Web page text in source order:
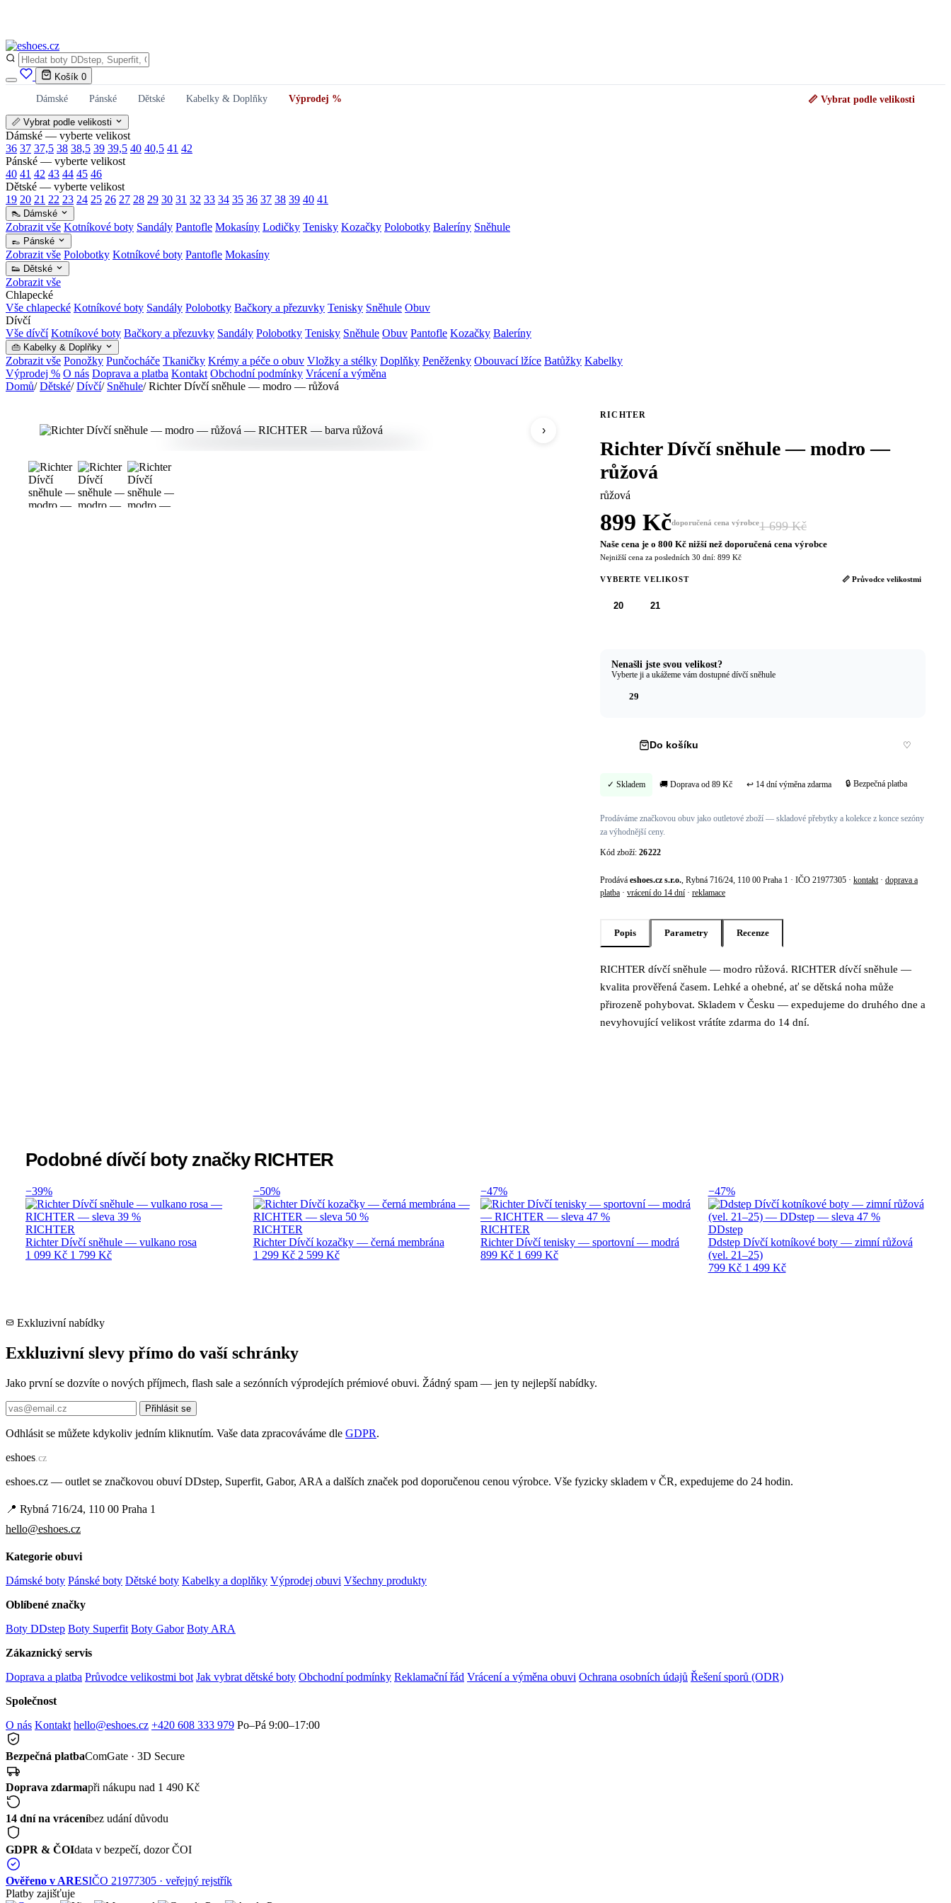
Košík 0
Dámské Pánské Dětské Kabelky & Doplňky Výprodej % 📏 Vybrat podle velikosti
📏 Vybrat podle velikosti
Dámské — vyberte velikost
36 37 37,5 38 38,5 39 39,5 40 40,5 41 42
Pánské — vyberte velikost
40 41 42 43 44 45 46
Dětské — vyberte velikost
19 20 21 22 23 24 25 26 27 28 29 30 31 32 33 34 35 36 37 38 39 40 41
👠 Dámské
Zobrazit vše Kotníkové boty Sandály Pantofle Mokasíny Lodičky Tenisky Kozačky Polobotky Baleríny Sněhule
👞 Pánské
Zobrazit vše Polobotky Kotníkové boty Pantofle Mokasíny
👟 Dětské
Zobrazit vše
Chlapecké
Vše chlapecké Kotníkové boty Sandály Polobotky Bačkory a přezuvky Tenisky Sněhule Obuv
Dívčí
Vše dívčí Kotníkové boty Bačkory a přezuvky Sandály Polobotky Tenisky Sněhule Obuv Pantofle Kozačky Baleríny
👜 Kabelky & Doplňky
Zobrazit vše Ponožky Punčocháče Tkaničky Krémy a péče o obuv Vložky a stélky Doplňky Peněženky Obouvací lžíce Batůžky Kabelky
Výprodej % O nás Doprava a platba Kontakt Obchodní podmínky Vrácení a výměna
Domů/ Dětské/ Dívčí/ Sněhule/ Richter Dívčí sněhule — modro — růžová
›
RICHTER
Richter Dívčí sněhule — modro —
růžová
růžová
899 Kčdoporučená cena výrobce1 699 Kč
Naše cena je o 800 Kč nižší než doporučená cena výrobce
Nejnižší cena za posledních 30 dní: 899 Kč
VYBERTE VELIKOST 📏 Průvodce velikostmi
20 21
Nenašli jste svou velikost?
Vyberte ji a ukážeme vám dostupné dívčí sněhule
29
Do košíku ♡
✓ Skladem 🚚 Doprava od 89 Kč ↩ 14 dní výměna zdarma 🔒 Bezpečná platba
Prodáváme značkovou obuv jako outletové zboží — skladové přebytky a kolekce z konce sezóny
za výhodnější ceny.
Kód zboží: 26222
Prodává eshoes.cz s.r.o. , Rybná 716/24, 110 00 Praha 1 · IČO 21977305 · kontakt · doprava a
platba · vrácení do 14 dní · reklamace
Popis Parametry Recenze
Popis produktu Richter Dívčí sněhule — modro
RICHTER dívčí sněhule — modro růžová. RICHTER dívčí sněhule —
kvalita prověřená časem. Lehké a ohebné, ať se dětská noha může
přirozeně pohybovat. Skladem v Česku — expedujeme do druhého dne a
nevyhovující velikost vrátíte zdarma do 14 dní.
Podobné dívčí boty značky RICHTER
−39%
RICHTER
Richter Dívčí sněhule — vulkano rosa
1 099 Kč 1 799 Kč
−50%
RICHTER
Richter Dívčí kozačky — černá membrána
1 299 Kč 2 599 Kč
−47%
RICHTER
Richter Dívčí tenisky — sportovní — modrá
899 Kč 1 699 Kč
−47%
DDstep
Ddstep Dívčí kotníkové boty — zimní růžová
(vel. 21–25)
799 Kč 1 499 Kč
Exkluzivní nabídky
Exkluzivní slevy přímo do vaší schránky
Jako první se dozvíte o nových příjmech, flash sale a sezónních výprodejích prémiové obuvi. Žádný spam — jen ty nejlepší nabídky.
Přihlásit se
Odhlásit se můžete kdykoliv jedním kliknutím. Vaše data zpracováváme dle GDPR.
eshoes .cz
eshoes.cz — outlet se značkovou obuví DDstep, Superfit, Gabor, ARA a dalších značek pod doporučenou cenou výrobce. Vše fyzicky skladem v ČR, expedujeme do 24 hodin.
📍 Rybná 716/24, 110 00 Praha 1
hello@eshoes.cz
Kategorie obuvi
Dámské boty Pánské boty Dětské boty Kabelky a doplňky Výprodej obuvi Všechny produkty
Oblíbené značky
Boty DDstep Boty Superfit Boty Gabor Boty ARA
Zákaznický servis
Doprava a platba Průvodce velikostmi bot Jak vybrat dětské boty Obchodní podmínky Reklamační řád Vrácení a výměna obuvi Ochrana osobních údajů Řešení sporů (ODR)
Společnost
O nás Kontakt hello@eshoes.cz +420 608 333 979 Po–Pá 9:00–17:00
Bezpečná platbaComGate · 3D Secure
Doprava zdarmapři nákupu nad 1 490 Kč
14 dní na vráceníbez udání důvodu
GDPR & ČOIdata v bezpečí, dozor ČOI
Ověřeno v ARESIČO 21977305 · veřejný rejstřík
Platby zajišťuje